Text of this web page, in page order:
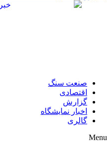
صنعت سنگ
اقتصادی
گزارش
اخبار نمایشگاه
گالری
Menu